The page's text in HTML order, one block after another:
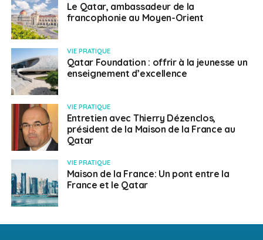
Le Qatar, ambassadeur de la
francophonie au Moyen-Orient
VIE PRATIQUE
Qatar Foundation : offrir à la jeunesse un
enseignement d’excellence
VIE PRATIQUE
Entretien avec Thierry Dézenclos,
président de la Maison de la France au
Qatar
VIE PRATIQUE
Maison de la France: Un pont entre la
France et le Qatar